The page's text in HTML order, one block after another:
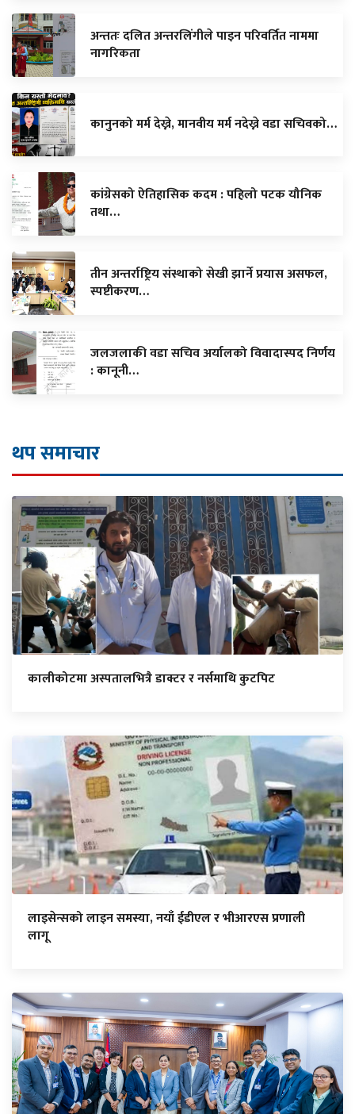
अन्ततः दलित अन्तरलिंगीले पाइन परिवर्तित नाममा
नागरिकता
कानुनको मर्म देख्ने, मानवीय मर्म नदेख्ने वडा सचिवको…
कांग्रेसको ऐतिहासिक कदम : पहिलो पटक यौनिक
तथा…
तीन अन्तर्राष्ट्रिय संस्थाको सेखी झार्ने प्रयास असफल,
स्पष्टीकरण…
जलजलाकी वडा सचिव अर्यालको विवादास्पद निर्णय
: कानूनी…
थप समाचार
कालीकोटमा अस्पतालभित्रै डाक्टर र नर्समाथि कुटपिट
लाइसेन्सको लाइन समस्या, नयाँ ईडीएल र भीआरएस प्रणाली
लागू